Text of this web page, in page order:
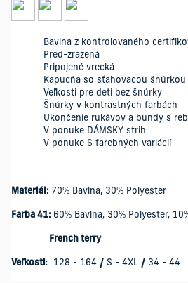
Bavlna z kontrolovaného
Pred-zrazená
Pripojené vrecká
Kapucňa so sťahovacou šnúrkou
Veľkosti pre deti bez šnúrky
Šnúrky v kontrastných farbách
Ukončenie rukávov a bundy s
V ponuke DÁMSKY strih
V ponuke 6 farebných variácií
Materiál: 70% Bavlna, 30% Polyester
Farba 41: 60% Bavlna, 30% Polyester,
French terry
Veľkosti : 128 - 164 / S - 4XL / 34 - 44